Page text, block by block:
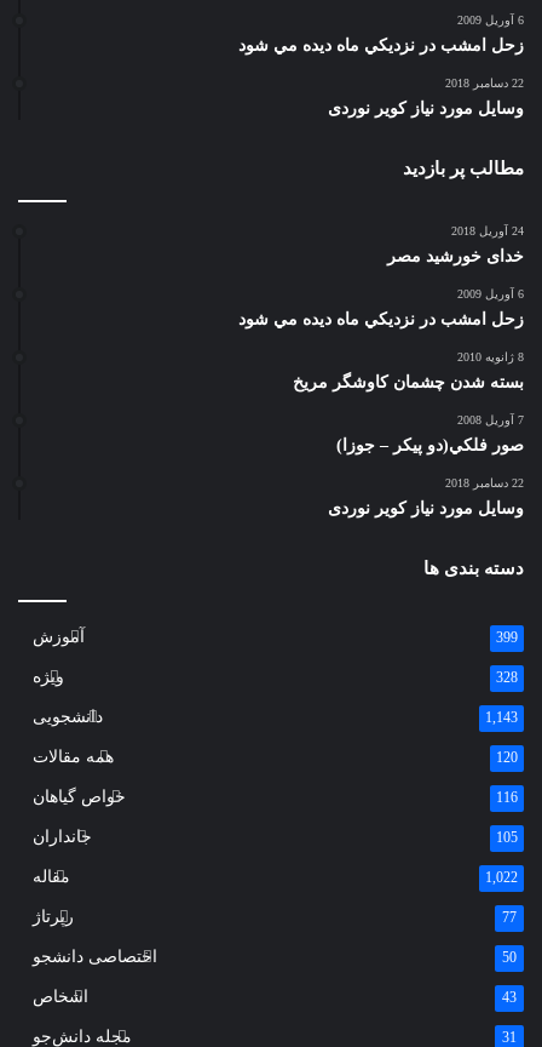
6 آوریل 2009
زحل امشب در نزديكي ماه ديده مي شود
22 دسامبر 2018
وسایل مورد نیاز کویر نوردی
مطالب پر بازدید
24 آوریل 2018
خدای خورشید مصر
6 آوریل 2009
زحل امشب در نزديكي ماه ديده مي شود
8 ژانویه 2010
بسته شدن چشمان کاوشگر مريخ
7 آوریل 2008
صور فلكي(دو پیکر – جوزا)
22 دسامبر 2018
وسایل مورد نیاز کویر نوردی
دسته بندی ها
آموزش 399
ویژه 328
دانشجویی 1,143
همه مقالات 120
خواص گیاهان 116
جانداران 105
مقاله 1,022
رپرتاژ 77
اختصاصی دانشجو 50
اشخاص 43
مجله دانش‌جو 31